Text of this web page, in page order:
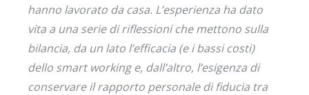
hanno lavorato da casa. L’esperienza ha dato
vita a una serie di riflessioni che mettono sulla
bilancia, da un lato l’efficacia (e i bassi costi)
dello smart working e, dall’altro, l’esigenza di
conservare il rapporto personale di fiducia tra